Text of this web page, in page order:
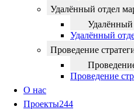
Удалённый отдел
Удалённый
Удалённый
Проведение
Проведение
О нас
Проекты244